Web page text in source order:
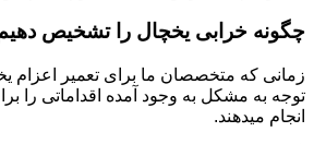
چگونه خرابی یخچال را تشخیص
زمانی که متخصصان ما برای تعمیر اعزام
توجه به مشکل به وجود آمده اقداماتی را
انجام میدهند.